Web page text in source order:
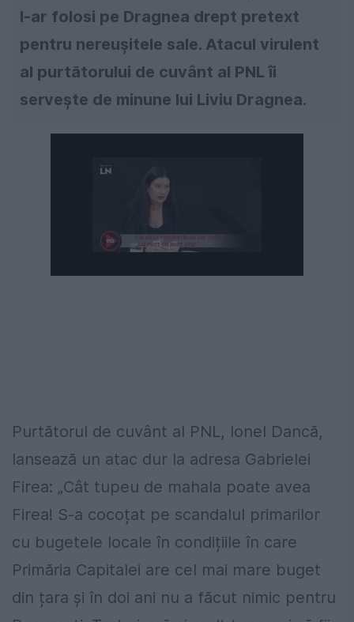
l-ar folosi pe Dragnea drept pretext
pentru nereușitele sale. Atacul virulent
al purtătorului de cuvânt al PNL îi
servește de minune lui Liviu Dragnea.
Purtătorul de cuvânt al PNL, Ionel Dancă,
lansează un atac dur la adresa Gabrielei
Firea: „Cât tupeu de mahala poate avea
Firea! S-a cocoțat pe scandalul primarilor
cu bugetele locale în condițiile în care
Primăria Capitalei are cel mai mare buget
din țara și în doi ani nu a făcut nimic pentru